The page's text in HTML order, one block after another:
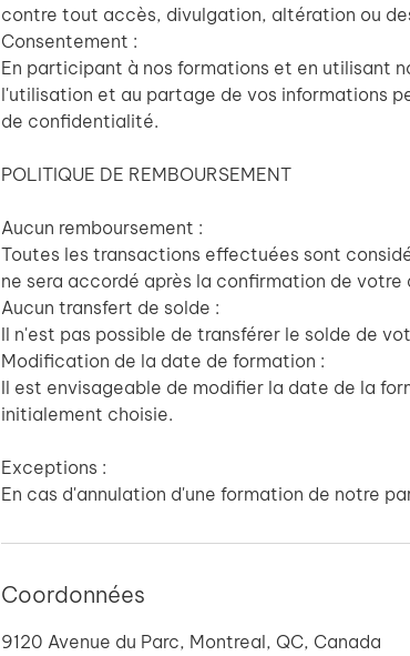
contre tout accès, divulgation, altération ou
Consentement :
En participant à nos formations et en utilisant
l'utilisation et au partage de vos informations
de confidentialité.
POLITIQUE DE REMBOURSEMENT
Aucun remboursement :
Toutes les transactions effectuées sont
ne sera accordé après la confirmation de votre
Aucun transfert de solde :
Il n'est pas possible de transférer le solde de
Modification de la date de formation :
Il est envisageable de modifier la date de la
initialement choisie.
Exceptions :
En cas d'annulation d'une formation de notre
Coordonnées
9120 Avenue du Parc, Montreal, QC, Canada